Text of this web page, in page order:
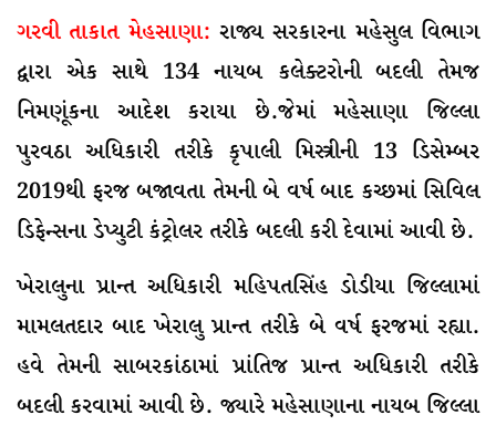
ગરવી તાકાત મેહસાણા: રાજ્ય સરકારના મહેસુલ વિભાગ
દ્વારા એક સાથે 134 નાયબ કલેક્ટરોની બદલી તેમજ
નિમણૂંકના આદેશ કરાયા છે.જેમાં મહેસાણા જિલ્લા
પુરવઠા અધિકારી તરીકે કૃપાલી મિસ્ત્રીની 13 ડિસેમ્બર
2019થી ફરજ બજાવતા તેમની બે વર્ષ બાદ કચ્છમાં સિવિલ
ડિફેન્સના ડેપ્યુટી કંટ્રોલર તરીકે બદલી કરી દેવામાં આવી છે.
ખેરાલુના પ્રાન્ત અધિકારી મહિપતસિંહ ડોડીયા જિલ્લામાં
મામલતદાર બાદ ખેરાલુ પ્રાન્ત તરીકે બે વર્ષ ફરજમાં રહ્યા.
હવે તેમની સાબરકાંઠામાં પ્રાંતિજ પ્રાન્ત અધિકારી તરીકે
બદલી કરવામાં આવી છે. જ્યારે મહેસાણાના નાયબ જિલ્લા